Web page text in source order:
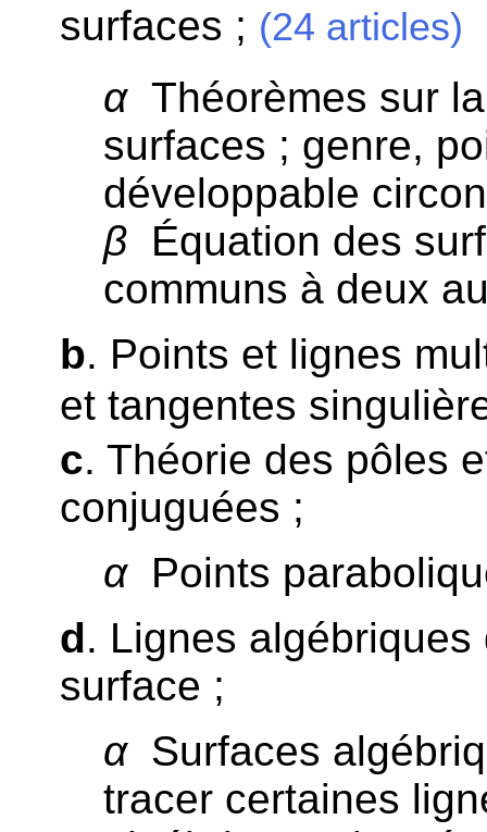
surfaces ; (24 articles)
αThéorèmes sur
surfaces ; genre,
développable
β Équation des
communs à deux
b. Points et lignes
et tangentes
c. Théorie des pôles
conjuguées ;
αPoints
d. Lignes
surface ;
αSurfaces
tracer certaines